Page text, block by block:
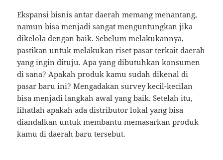
Ekspansi bisnis antar daerah memang menantang,
namun bisa menjadi sangat menguntungkan jika
dikelola dengan baik. Sebelum melakukannya,
pastikan untuk melakukan riset pasar terkait daerah
yang ingin dituju. Apa yang dibutuhkan konsumen
di sana? Apakah produk kamu sudah dikenal di
pasar baru ini? Mengadakan survey kecil-kecilan
bisa menjadi langkah awal yang baik. Setelah itu,
lihatlah apakah ada distributor lokal yang bisa
diandalkan untuk membantu memasarkan produk
kamu di daerah baru tersebut.